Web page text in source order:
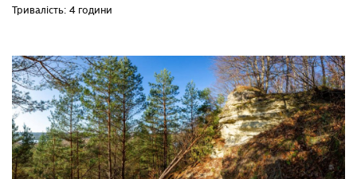
Тривалість: 4 години